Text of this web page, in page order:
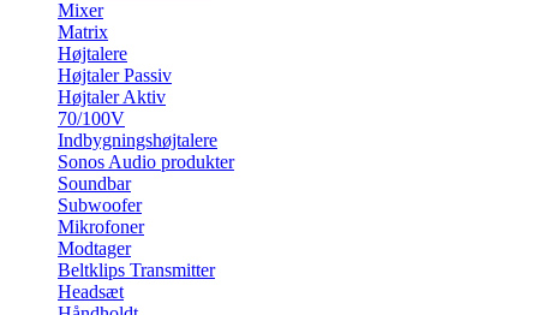
Mixer
Matrix
Højtalere
Højtaler Passiv
Højtaler Aktiv
70/100V
Indbygningshøjtalere
Sonos Audio produkter
Soundbar
Subwoofer
Mikrofoner
Modtager
Beltklips Transmitter
Headsæt